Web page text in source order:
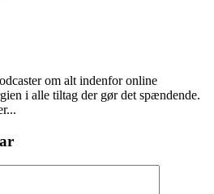
om alt indenfor online
i alle tiltag der gør det spændende.